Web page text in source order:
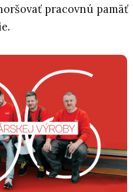
pracovnú pamäť